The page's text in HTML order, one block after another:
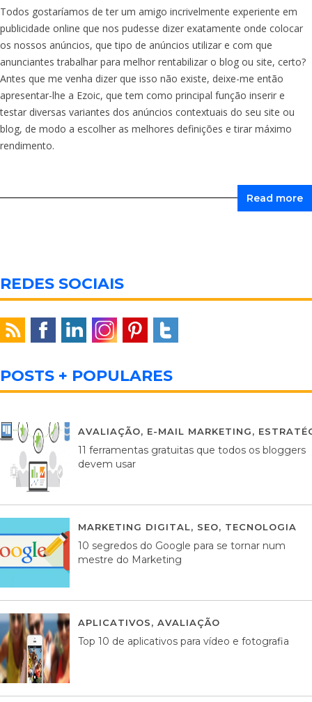
Todos gostaríamos de ter um amigo incrivelmente experiente em
publicidade online que nos pudesse dizer exatamente onde colocar
os nossos anúncios, que tipo de anúncios utilizar e com que
anunciantes trabalhar para melhor rentabilizar o blog ou site, certo?
Antes que me venha dizer que isso não existe, deixe-me então
apresentar-lhe a Ezoic, que tem como principal função inserir e
testar diversas variantes dos anúncios contextuais do seu site ou
blog, de modo a escolher as melhores definições e tirar máximo
rendimento.
Read more
REDES SOCIAIS
POSTS + POPULARES
AVALIAÇÃO, E-MAIL MARKETING,
11 ferramentas gratuitas que todos os bloggers
devem usar
MARKETING DIGITAL, SEO, TECNOLOGIA
10 segredos do Google para se tornar num
mestre do Marketing
APLICATIVOS, AVALIAÇÃO
Top 10 de aplicativos para vídeo e fotografia